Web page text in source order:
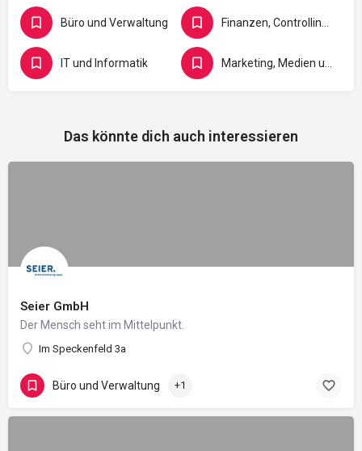
Büro und Verwaltung
IT und Informatik
Das könnte dich auch interessieren
Seier GmbH
Der Mensch seht im Mittelpunkt.
Im Speckenfeld 3a
Büro und Verwaltung +1